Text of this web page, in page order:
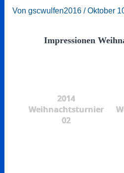
Vongscwulfen2016/Oktober
Impressionen
2014
Weihnachtsturnier
02